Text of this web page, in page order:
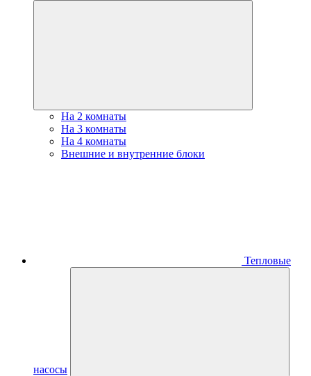
На 2 комнаты
На 3 комнаты
На 4 комнаты
Внешние и внутренние блоки
Тепловые
насосы